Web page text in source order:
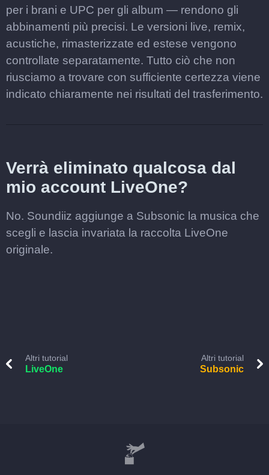
per i brani e UPC per gli album — rendono gli
abbinamenti più precisi. Le versioni live, remix,
acustiche, rimasterizzate ed estese vengono
controllate separatamente. Tutto ciò che non
riusciamo a trovare con sufficiente certezza viene
indicato chiaramente nei risultati del trasferimento.
Verrà eliminato qualcosa dal
mio account LiveOne?
No. Soundiiz aggiunge a Subsonic la musica che
scegli e lascia invariata la raccolta LiveOne
originale.
Altri tutorial
LiveOne
Altri tutorial
Subsonic